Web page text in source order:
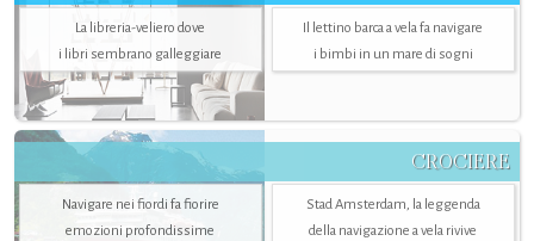
La libreria-veliero dove
i libri sembrano galleggiare
Il lettino barca a vela fa navigare
i bimbi in un mare di sogni
CROCIERE
Navigare nei fiordi fa fiorire
emozioni profondissime
Stad Amsterdam, la leggenda
della navigazione a vela rivive